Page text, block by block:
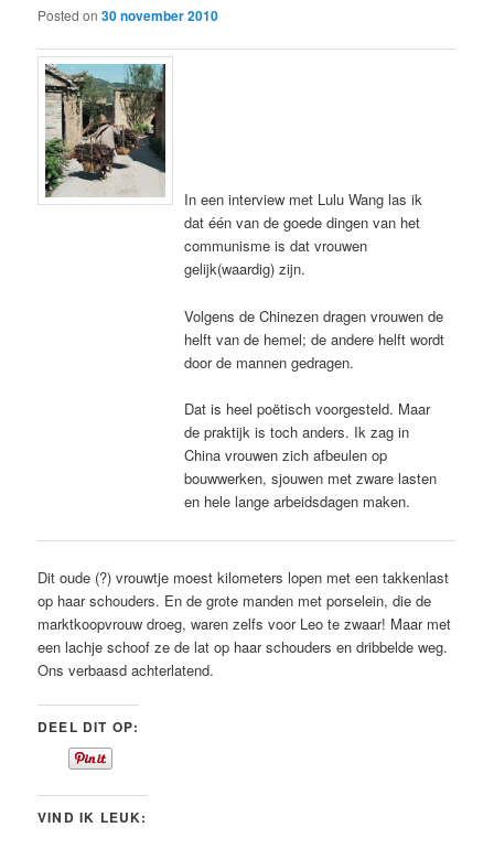
Posted on30 november 2010
In een interview met Lulu Wang las ik
dat één van de goede dingen van het
communisme is dat vrouwen
gelijk(waardig) zijn.
Volgens de Chinezen dragen vrouwen de
helft van de hemel; de andere helft wordt
door de mannen gedragen.
Dat is heel poëtisch voorgesteld. Maar
de praktijk is toch anders. Ik zag in
China vrouwen zich afbeulen op
bouwwerken, sjouwen met zware lasten
en hele lange arbeidsdagen maken.
Dit oude (?) vrouwtje moest kilometers lopen met een takkenlast
op haar schouders. En de grote manden met porselein, die de
marktkoopvrouw droeg, waren zelfs voor Leo te zwaar! Maar met
een lachje schoof ze de lat op haar schouders en dribbelde weg.
Ons verbaasd achterlatend.
DEEL DIT OP:
VIND IK LEUK: